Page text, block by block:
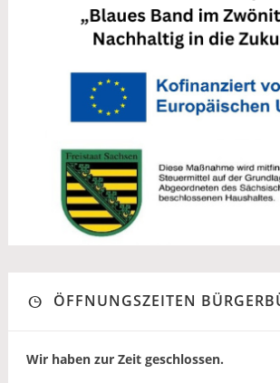
ÖFFNUNGSZEITEN
Wir haben zur Zeit geschlossen.